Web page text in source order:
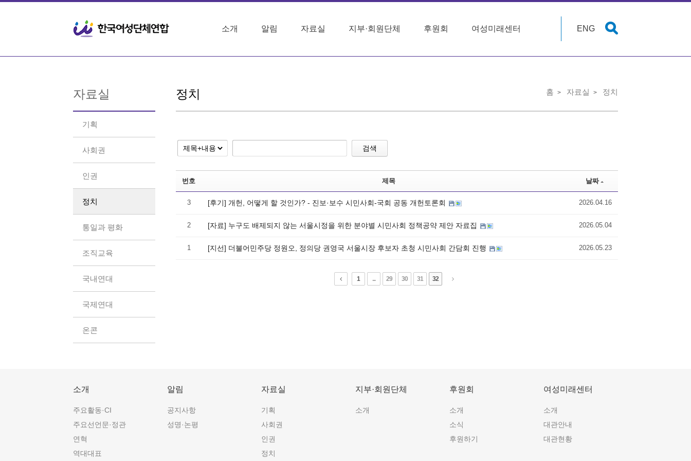
소개 알림 자료실 지부·회원단체 후원회 여성미래센터 ENG
자료실
기획
사회권
인권
정치
통일과 평화
조직교육
국내연대
국제연대
온콘
정치 홈 자료실 정치
검색
번호 제목 날짜
3 [후기] 개헌, 어떻게 할 것인가? - 진보·보수 시민사회-국회 공동 개헌토론회 2026.04.16
2 [자료] 누구도 배제되지 않는 서울시정을 위한 분야별 시민사회 정책공약 제안 자료집 2026.05.04
1 [지선] 더불어민주당 정원오, 정의당 권영국 서울시장 후보자 초청 시민사회 간담회 진행 2026.05.23
1 ... 29 30 31 32
소개
주요활동·CI
주요선언문·정관
연혁
역대대표
알림
공지사항
성명·논평
자료실
기획
사회권
인권
정치
지부·회원단체
소개
후원회
소개
소식
후원하기
여성미래센터
소개
대관안내
대관현황